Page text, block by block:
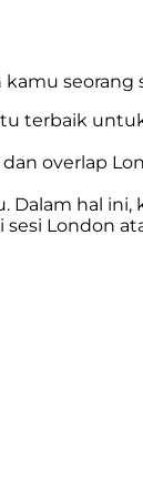
seorang
terbaik
overlap
Dalam hal
London